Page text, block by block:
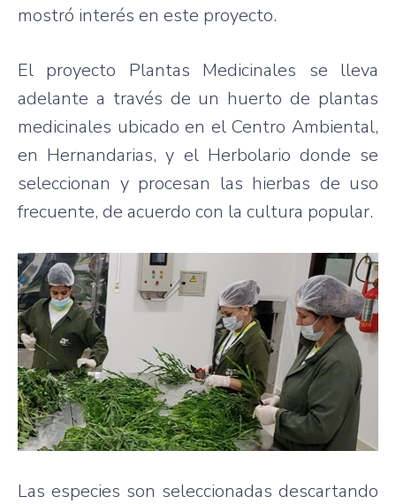
mostró interés en este proyecto.
El proyecto Plantas Medicinales se lleva
adelante a través de un huerto de plantas
medicinales ubicado en el Centro Ambiental,
en Hernandarias, y el Herbolario donde se
seleccionan y procesan las hierbas de uso
frecuente, de acuerdo con la cultura popular.
Las especies son seleccionadas descartando